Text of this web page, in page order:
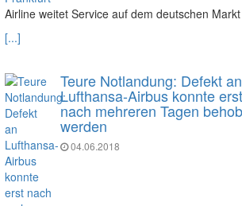
Airline weitet Service auf dem deutschen
[...]
Teure Notlandung: Defekt an
Lufthansa-Airbus konnte erst
nach mehreren Tagen
werden
04.06.2018